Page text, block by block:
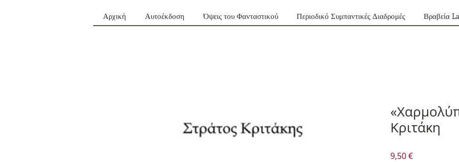
Αρχική Αυτοέκδοση Όψεις του Φανταστικού Περιοδικό Συμπαντικές Διαδρομές Βραβεία
Κριτάκη
9,50 €Τιμή